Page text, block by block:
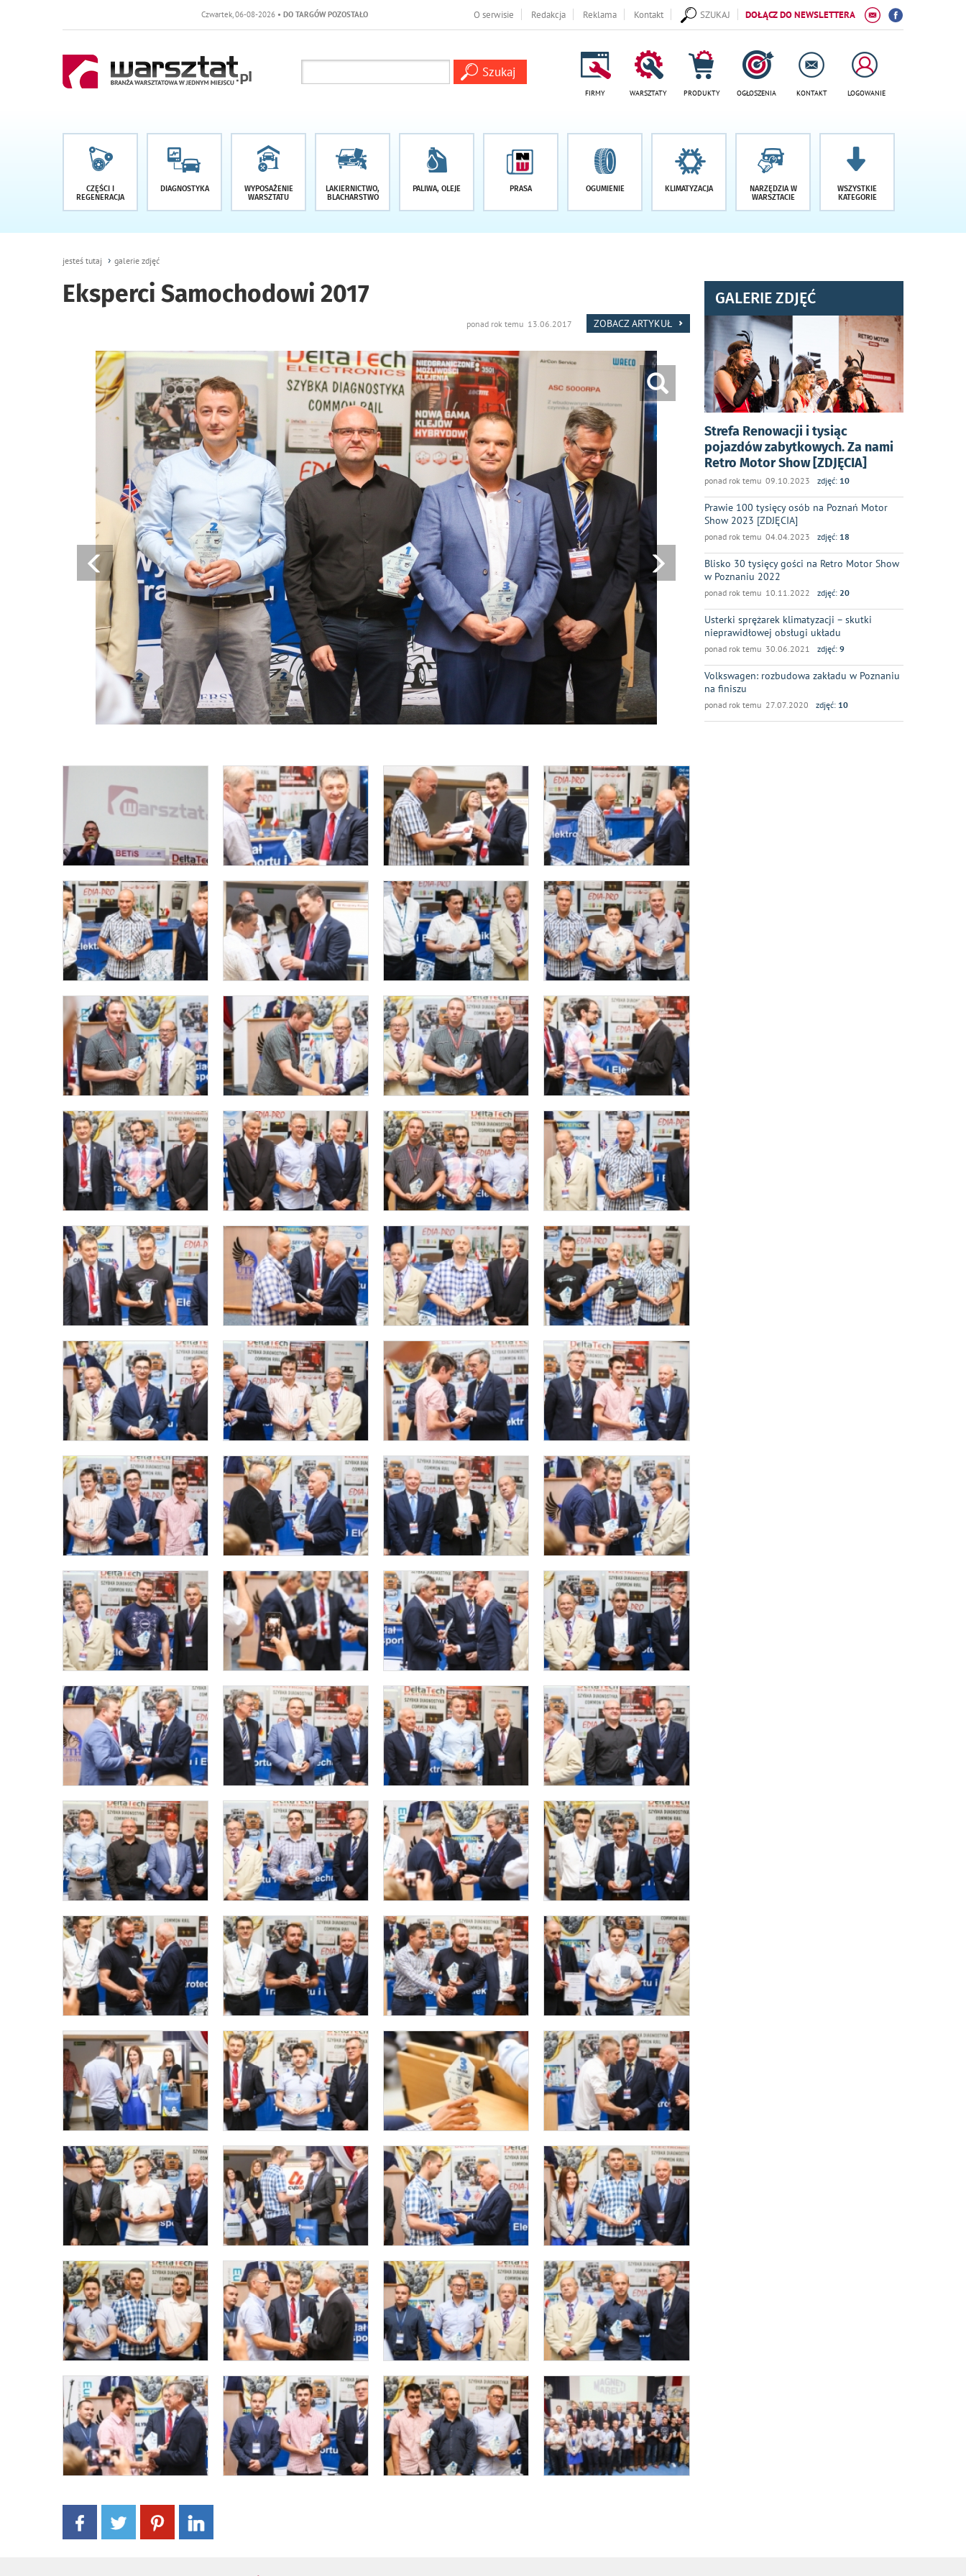
Czwartek, 06-08-2026• DO TARGÓW POZOSTAŁO -1 DNI O serwisie Redakcja Reklama Kontakt DOŁĄCZ DO NEWSLETTERA
SZUKAJ
FIRMY WARSZTATY PRODUKTY OGŁOSZENIA KONTAKT LOGOWANIE
CZĘŚCI I
REGENERACJA
DIAGNOSTYKA
WYPOSAŻENIE
WARSZTATU
LAKIERNICTWO,
BLACHARSTWO
PALIWA, OLEJE PRASA OGUMIENIE KLIMATYZACJA
NARZĘDZIA W
WARSZTACIE
WSZYSTKIE
KATEGORIE
jesteś tutaj galerie zdjęć
Eksperci Samochodowi 2017
ponad rok temu 13.06.2017 ZOBACZ ARTYKUŁ
GALERIE ZDJĘĆ
Strefa Renowacji i tysiąc
pojazdów zabytkowych. Za nami
Retro Motor Show [ZDJĘCIA]
ponad rok temu 09.10.2023 zdjęć: 10
Prawie 100 tysięcy osób na Poznań Motor
Show 2023 [ZDJĘCIA]
ponad rok temu 04.04.2023 zdjęć: 18
Blisko 30 tysięcy gości na Retro Motor Show
w Poznaniu 2022
ponad rok temu 10.11.2022 zdjęć: 20
Usterki sprężarek klimatyzacji – skutki
nieprawidłowej obsługi układu
ponad rok temu 30.06.2021 zdjęć: 9
Volkswagen: rozbudowa zakładu w Poznaniu
na finiszu
ponad rok temu 27.07.2020 zdjęć: 10